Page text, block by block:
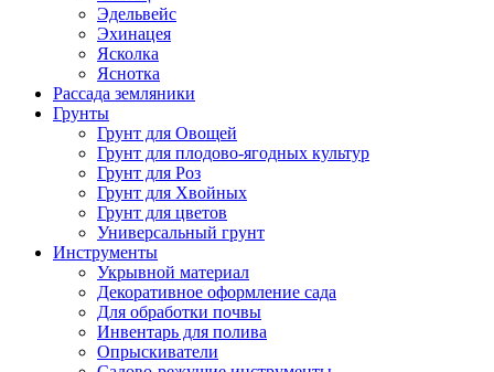
Эдельвейс
Эхинацея
Ясколка
Яснотка
Рассада земляники
Грунты
Грунт для Овощей
Грунт для плодово-ягодных культур
Грунт для Роз
Грунт для Хвойных
Грунт для цветов
Универсальный грунт
Инструменты
Укрывной материал
Декоративное оформление сада
Для обработки почвы
Инвентарь для полива
Опрыскиватели